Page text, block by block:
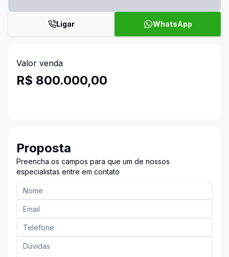
Ligar WhatsApp
Valor venda
R$ 800.000,00
Proposta
Preencha os campos para que um de nossos
especialistas entre em contato